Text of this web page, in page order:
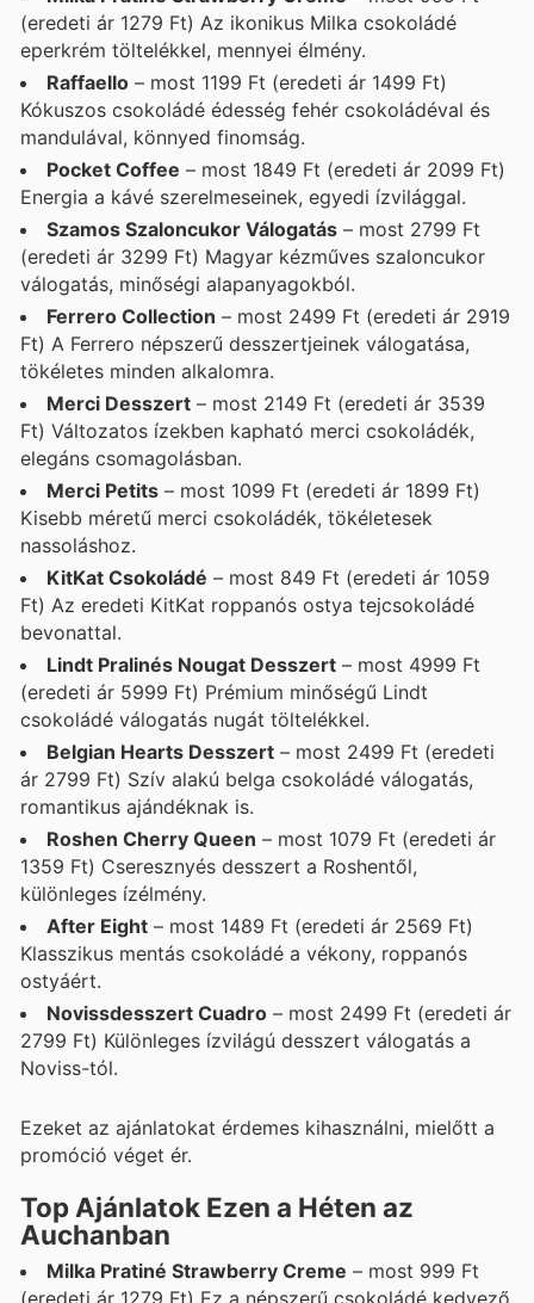
(eredeti ár 1279 Ft) Az ikonikus Milka csokoládé
eperkrém töltelékkel, mennyei élmény.
Raffaello – most 1199 Ft (eredeti ár 1499 Ft)
Kókuszos csokoládé édesség fehér csokoládéval és
mandulával, könnyed finomság.
Pocket Coffee – most 1849 Ft (eredeti ár 2099 Ft)
Energia a kávé szerelmeseinek, egyedi ízvilággal.
Szamos Szaloncukor Válogatás – most 2799 Ft
(eredeti ár 3299 Ft) Magyar kézműves szaloncukor
válogatás, minőségi alapanyagokból.
Ferrero Collection – most 2499 Ft (eredeti ár 2919
Ft) A Ferrero népszerű desszertjeinek válogatása,
tökéletes minden alkalomra.
Merci Desszert – most 2149 Ft (eredeti ár 3539
Ft) Változatos ízekben kapható merci csokoládék,
elegáns csomagolásban.
Merci Petits – most 1099 Ft (eredeti ár 1899 Ft)
Kisebb méretű merci csokoládék, tökéletesek
nassoláshoz.
KitKat Csokoládé – most 849 Ft (eredeti ár 1059
Ft) Az eredeti KitKat roppanós ostya tejcsokoládé
bevonattal.
Lindt Pralinés Nougat Desszert – most 4999 Ft
(eredeti ár 5999 Ft) Prémium minőségű Lindt
csokoládé válogatás nugát töltelékkel.
Belgian Hearts Desszert – most 2499 Ft (eredeti
ár 2799 Ft) Szív alakú belga csokoládé válogatás,
romantikus ajándéknak is.
Roshen Cherry Queen – most 1079 Ft (eredeti ár
1359 Ft) Cseresznyés desszert a Roshentől,
különleges ízélmény.
After Eight – most 1489 Ft (eredeti ár 2569 Ft)
Klasszikus mentás csokoládé a vékony, roppanós
ostyáért.
Novissdesszert Cuadro – most 2499 Ft (eredeti ár
2799 Ft) Különleges ízvilágú desszert válogatás a
Noviss-tól.
Ezeket az ajánlatokat érdemes kihasználni, mielőtt a
promóció véget ér.
Top Ajánlatok Ezen a Héten az
Auchanban
Milka Pratiné Strawberry Creme – most 999 Ft
(eredeti ár 1279 Ft) Ez a népszerű csokoládé kedvező